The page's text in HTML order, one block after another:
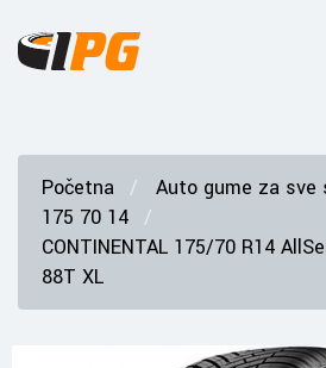
Početna
Auto gume za sve
175 70 14
CONTINENTAL 175/70 R14
88T XL